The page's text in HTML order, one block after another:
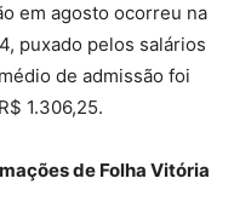
em agosto ocorreu na
puxado pelos salários
de admissão foi
1.306,25.
de Folha Vitória